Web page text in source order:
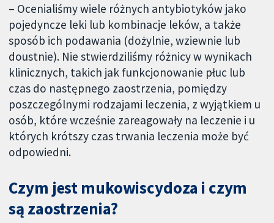
– Ocenialiśmy wiele różnych antybiotyków jako
pojedyncze leki lub kombinacje leków, a także
sposób ich podawania (dożylnie, wziewnie lub
doustnie). Nie stwierdziliśmy różnicy w wynikach
klinicznych, takich jak funkcjonowanie płuc lub
czas do następnego zaostrzenia, pomiędzy
poszczególnymi rodzajami leczenia, z wyjątkiem u
osób, które wcześnie zareagowały na leczenie i u
których krótszy czas trwania leczenia może być
odpowiedni.
Czym jest mukowiscydoza i czym
są zaostrzenia?